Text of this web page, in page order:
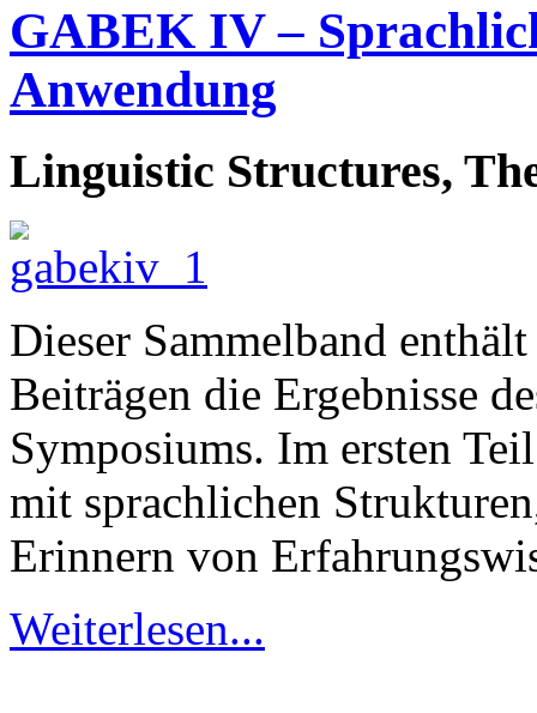
GABEK IV –
Anwendung
Linguistic Structures,
Dieser Sammelband
Beiträgen die Ergebnisse
Symposiums. Im ersten
mit sprachlichen
Erinnern von
Weiterlesen...